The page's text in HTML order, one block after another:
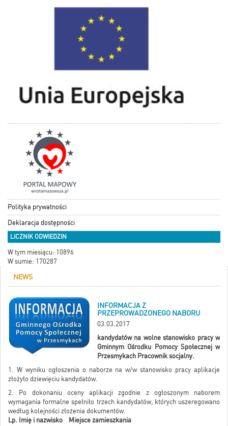
Polityka prywatności
Deklaracja dostępności
LICZNIK ODWIEDZIN
W tym miesiącu: 10896
W sumie: 170287
NEWS
INFORMACJA Z
PRZEPROWADZONEGO NABORU
03.03.2017
kandydatów na wolne stanowisko pracy w
Gminnym Ośrodku Pomocy Społecznej w
Przesmykach Pracownik socjalny.
1. W wyniku ogłoszenia o naborze na w/w stanowisko pracy aplikacje
złożyło dziewięciu kandydatów.
2. Po dokonaniu oceny aplikacji zgodnie z ogłoszonym naborem
wymagania formalne spełniło trzech kandydatów, których uszeregowano
według kolejności złożenia dokumentów.
Lp. Imię i nazwisko Miejsce zamieszkania